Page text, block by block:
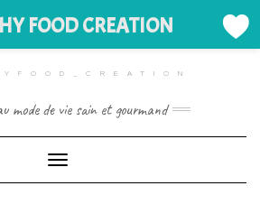
mode de vie sain et gourmand
Toggle Navigation
FOOD CREATION